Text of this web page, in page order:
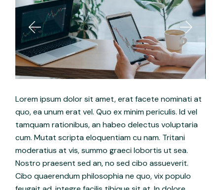
Lorem ipsum dolor sit amet, erat facete nominati at
quo, ea unum erat vel. Quo ex minim periculis. Id vel
tamquam rationibus, an habeo delectus voluptaria
cum. Mutat scripta eloquentiam cu nam. Tritani
moderatius at vis, summo graeci lobortis ut sea.
Nostro praesent sed an, no sed cibo assueverit.
Cibo quaerendum philosophia ne quo, vix populo